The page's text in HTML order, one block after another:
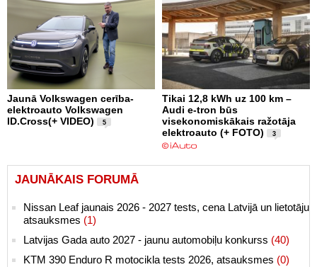
Jaunā Volkswagen cerība-
elektroauto Volkswagen
ID.Cross(+ VIDEO)
5
Tikai 12,8 kWh uz 100 km –
Audi e-tron būs
visekonomiskākais ražotāja
elektroauto (+ FOTO)
3
JAUNĀKAIS FORUMĀ
Nissan Leaf jaunais 2026 - 2027 tests, cena Latvijā un lietotāju
atsauksmes (1)
Latvijas Gada auto 2027 - jaunu automobiļu konkurss (40)
KTM 390 Enduro R motocikla tests 2026, atsauksmes (0)